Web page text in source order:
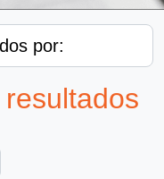
por: